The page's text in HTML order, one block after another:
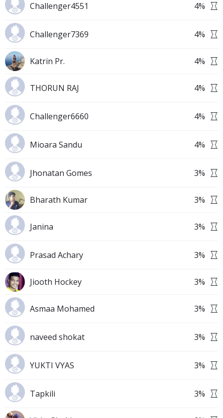
Challenger4551 4%
Challenger7369 4%
Katrin Pr. 4%
THORUN RAJ 4%
Challenger6660 4%
Mioara Sandu 4%
Jhonatan Gomes 3%
Bharath Kumar 3%
Janina 3%
Prasad Achary 3%
Jiooth Hockey 3%
Asmaa Mohamed 3%
naveed shokat 3%
YUKTI VYAS 3%
Tapkili 3%